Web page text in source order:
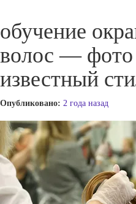
обучение
волос — фото
известный
Опубликовано: 2 года назад